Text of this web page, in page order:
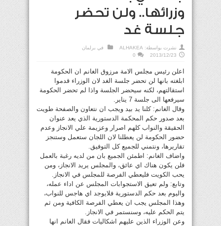
وزرائها.. ولن تحضر
جلسة غد
نشرت بواسطة: ALHAKEA في برلمان
2013/12/23
0
اعلن رئيس مجلس الامة مرزوق الغانم ان الحكومة
ابلغته بانها لن تحضر جلسة الغد لان الوزراء قدموا
استقالتهم، لكنه سيحضر الجلسة واذا لم تحضر الحكومة
سيرفعها الى جلسة 7 يناير.
وقال الغانم: كلنا يد بيد ويجب ان نتعاون والصفحة طويت
بعد صدور حكم المحكمة الدستورية الذي يعد عنوان
الحقيقة والنواب كلهم اصرار وعزيمة علي الانجاز وعدم
حضور الحكومة لن يعطلنا لان اللجان ستعمل وستنجز
تقاريرها، ونتمني للجميع كل التوفيق.
واضاف الغانم: اطمئن الجميع بان من لديه رغبة بالعمل
فلن يكون هناك اي عائق، والمجلس يريد الانجاز، ومن
يحب الكويت فليعطي الفرصة للمجلس في الانجاز.
وتابع: ولم تعيق الاستجوابات المجلس عن اداء عمله،
واليوم بعد حكم الدستورية فلايوجد اي هاجس للنواب،
وهذا المجلس يجب ان يعطي الفرصة الكافية ومن ثم
يتم الحكم عليه، وسنستمر في الانجاز.
وعن الوزراء الذين عليهم اشكاليات فقال الغانم انها